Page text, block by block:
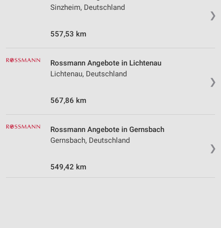
❯
Sinzheim, Deutschland
557,53 km
❯
Rossmann Angebote in Lichtenau
Lichtenau, Deutschland
567,86 km
❯
Rossmann Angebote in Gernsbach
Gernsbach, Deutschland
549,42 km
Entwicklung und Verbesserung der Angebote
Verwendung genauer Standortdaten
Informationen identifizieren
Notwendig